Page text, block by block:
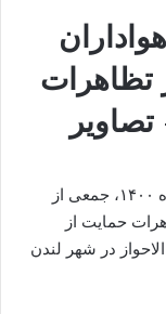
تظاهرات
حزب مردم بلوچستان/ روز یکشنبه ۲ مرداد ماه ۱۴۰۰، جمعی از
حمایت از
در شهر لندن